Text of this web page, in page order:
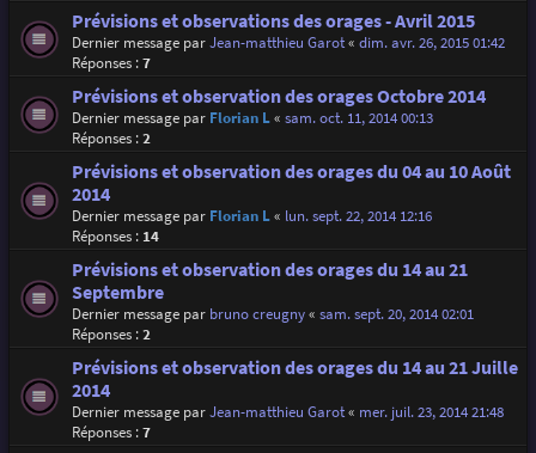
Prévisions et observations des orages - Avril 2015
Dernier message parJean-matthieu Garot« dim. avr. 26, 2015 01:42
Réponses :7
Prévisions et observation des orages Octobre 2014
Dernier message par Florian L« sam. oct. 11, 2014 00:13
Réponses :2
Prévisions et observation des orages du 04 au 10 Août
2014
Dernier message par Florian L« lun. sept. 22, 2014 12:16
Réponses : 14
Prévisions et observation des orages du 14 au 21
Septembre
Dernier message par bruno creugny« sam. sept. 20, 2014 02:01
Réponses :2
Prévisions et observation des orages du 14 au 21 Juille
2014
Dernier message parJean-matthieu Garot« mer. juil. 23, 2014 21:48
Réponses :7